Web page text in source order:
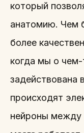
который
анатомию. Чем
более
когда мы о
задействована
происходят
нейроны между